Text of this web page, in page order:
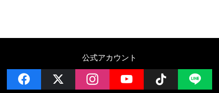
公式アカウント
facebook instagramYouTube Follow